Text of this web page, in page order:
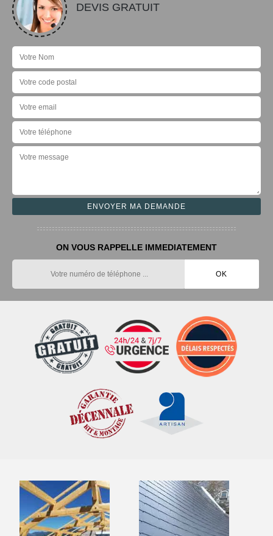
DEVIS GRATUIT
ON VOUS RAPPELLE IMMEDIATEMENT